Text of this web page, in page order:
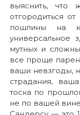
выяснить, что
отгородиться
пошлины на
универсальное
мутных и
все проще
ваши невзгоды,
страдания,
тоска по
не по вашей